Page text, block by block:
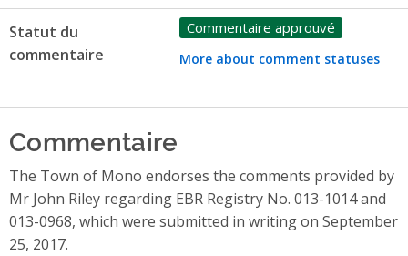
Statut du
commentaire
Commentaire approuvé
More about comment statuses
Commentaire
The Town of Mono endorses the comments provided by
Mr John Riley regarding EBR Registry No. 013-1014 and
013-0968, which were submitted in writing on September
25, 2017.